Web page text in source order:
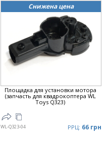
Снижена цена
Площадка для установки мотора
(запчасть для квадрокоптера WL
Toys Q323)
WL-Q323-04 РРЦ: 66 грн